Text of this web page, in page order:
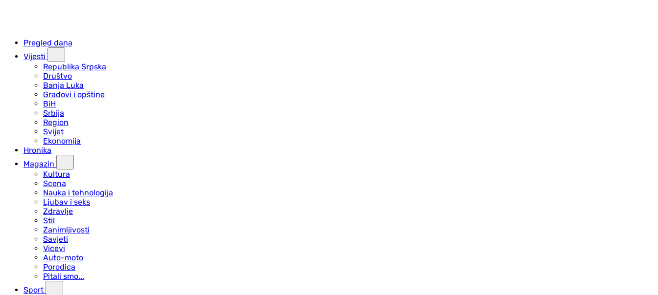
Pregled dana
Vijesti
Republika Srpska
Društvo
Banja Luka
Gradovi i opštine
BiH
Srbija
Region
Svijet
Ekonomija
Hronika
Magazin
Kultura
Scena
Nauka i tehnologija
Ljubav i seks
Zdravlje
Stil
Zanimljivosti
Savjeti
Vicevi
Auto-moto
Porodica
Pitali smo...
Sport